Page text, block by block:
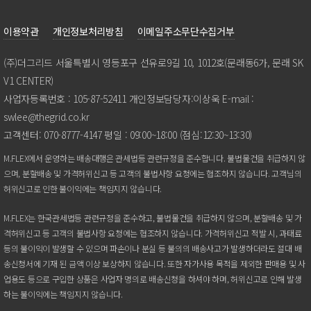
이용약관 개인정보처리방침 이메일주소무단수집거부
(주)더그리드서울특별시영등포구선유로9길10,1012호(문래동6가,문래SK
V1CENTER)
사업자등록번호:105-87-52411개인정보담당자:이상욱E-mail:
swlee@thegrid.co.kr
고객센터:070-8777-4147평일:09:00~18:00(점심:12:30~13:30)
M.FLEX에서운영하는배송대행은관세법등관련규정을준수합니다.불법물건을취급하지않
으며,분할배송및가격허위신고등고객의불법사항요청에는협조하지않습니다.고객님의
허위신고로인한불이익에는책임지지않습니다.
M.FLEX는한국관세법등관련규정을준수하고,불법물건을취급하지않으며,분할배송및가
격허위신고등고객의불법사항요청에는협조하지않습니다.가격허위신고적발시,과태료
등의불이익이발생할수있으며파손이나분실등불의의배송사고가발생하더라도절대배
송신청서에기재된금액이상보상하지않습니다.또한자가사용목적을제외한판매용및사
업용도등으로구입한상품은사업자명의로배송신청을하셔야하며,허위신고로인해발생
하는불이익에는책임지지않습니다.